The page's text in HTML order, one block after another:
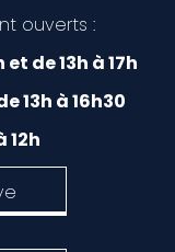
ouverts :
de 13h à 17h
13h à 16h30
12h